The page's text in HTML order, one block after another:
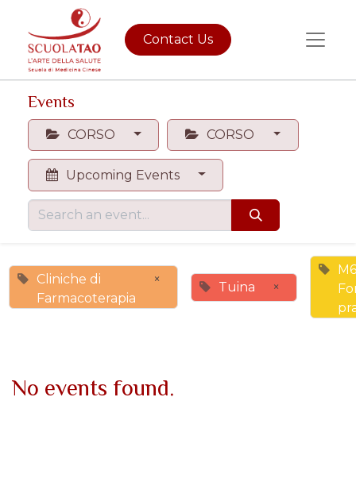
Contact Us
Events
CORSO CORSO
Upcoming Events
Cliniche di
Farmacoterapia
× Tuina ×
No events found.